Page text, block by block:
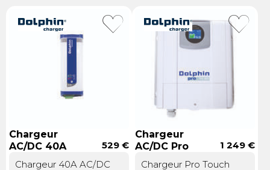
Chargeur
AC/DC 40A
529 €
Chargeur 40A AC/DC
Chargeur
AC/DC Pro
Touch 12.80
1 249 €
Chargeur Pro Touch